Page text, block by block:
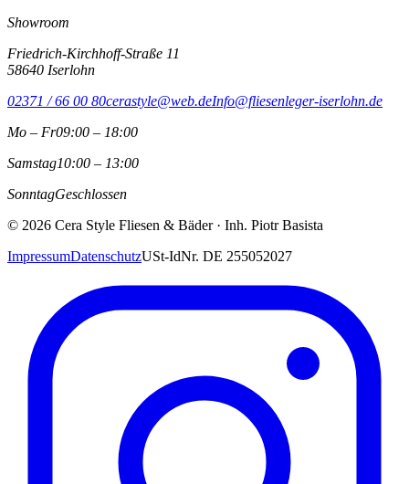
Showroom
Friedrich-Kirchhoff-Straße 11
58640 Iserlohn
02371 / 66 00 80cerastyle@web.deInfo@fliesenleger-iserlohn.de
Mo – Fr09:00 – 18:00
Samstag10:00 – 13:00
SonntagGeschlossen
© 2026 Cera Style Fliesen & Bäder· Inh. Piotr Basista
ImpressumDatenschutzUSt-IdNr. DE 255052027